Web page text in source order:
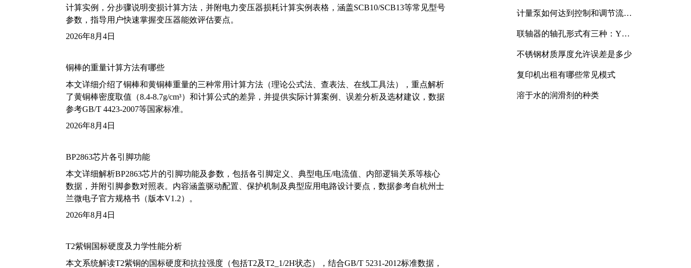
计算实例，分步骤说明变损计算方法，并附电力变压器损耗计算实例表格，涵盖SCB10/SCB13等常见型号
参数，指导用户快速掌握变压器能效评估要点。
2026年8月4日
铜棒的重量计算方法有哪些
本文详细介绍了铜棒和黄铜棒重量的三种常用计算方法（理论公式法、查表法、在线工具法），重点解析
了黄铜棒密度取值（8.4-8.7g/cm³）和计算公式的差异，并提供实际计算案例、误差分析及选材建议，数据
参考GB/T 4423-2007等国家标准。
2026年8月4日
BP2863芯片各引脚功能
本文详细解析BP2863芯片的引脚功能及参数，包括各引脚定义、典型电压/电流值、内部逻辑关系等核心
数据，并附引脚参数对照表。内容涵盖驱动配置、保护机制及典型应用电路设计要点，数据参考自杭州士
兰微电子官方规格书（版本V1.2）。
2026年8月4日
T2紫铜国标硬度及力学性能分析
本文系统解读T2紫铜的国标硬度和抗拉强度（包括T2及T2_1/2H状态），结合GB/T 5231-2012标准数据，
计量泵如何达到控制和调节流量
联轴器的轴孔形式有三种：Y
不锈钢材质厚度允许误差是多少
复印机出租有哪些常见模式
溶于水的润滑剂的种类